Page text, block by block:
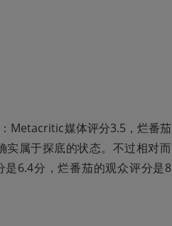
Metacritic媒体评分3.5，烂番茄
实属于探底的状态。不过相对而
6.4分，烂番茄的观众评分是8